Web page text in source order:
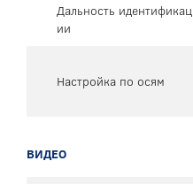
Дальность идентификац
ии
Настройка по осям
ВИДЕО